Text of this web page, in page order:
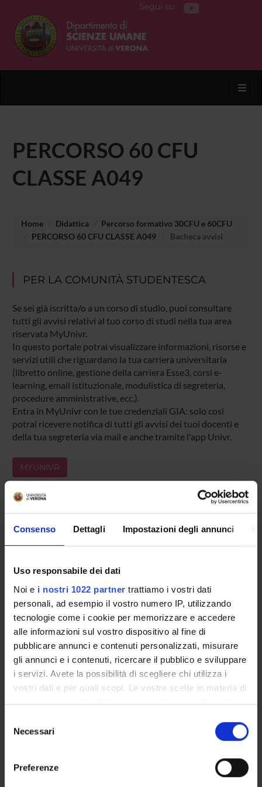
Consenso Dettagli Impostazioni degli annunci
Uso responsabile dei dati
Noi e i nostri 1022 partner trattiamo i vostri dati
personali, ad esempio il vostro numero IP, utilizzando
tecnologie come i cookie per memorizzare e accedere
alle informazioni sul vostro dispositivo al fine di
pubblicare annunci e contenuti personalizzati, misurare
gli annunci e i contenuti, ricercare il pubblico e sviluppare
i servizi. Avete la possibilità di scegliere chi utilizza i
vostri dati e per quali scopi. Le vostre scelte in materia di
privacy sono applicabili solo su questa proprietà digitale
modificare o revocare il proprio consenso in qualsiasi
momento dalla Dichiarazione sui cookie o facendo clic
delNecessari
Preferenze
Segui su
PERCORSO 60 CFU
CLASSE A049
Home Didattica
Percorso formativo 30CFU e 60CFU
PERCORSO 60 CFU CLASSE A049
Bacheca avvisi
PER LA COMUNITÀ STUDENTESCA
Se sei già iscritta/o a un corso di studio, puoi consultare
tutti gli avvisi relativi al tuo corso di studi nella tua area
riservata MyUnivr.
In questo portale potrai visualizzare informazioni, risorse e
servizi utili che riguardano la tua carriera universitaria
(libretto online, gestione della carriera Esse3, corsi e-
learning, email istituzionale, modulistica di segreteria,
procedure amministrative, ecc.).
Entra in MyUnivr con le tue credenziali GIA: solo così
potrai ricevere notifica di tutti gli avvisi dei tuoi docenti e
della tua segreteria via mail e anche tramite l'app Univr.
MYUNIVR
Come iscriversi
Calendario didattico
Calendario esami
Bacheca avvisi
Proposte tesi e stage
Organi collegiali e di governo
Docenti
CORSI DI STUDIO
DOTTORATI, MASTER E FORMAZIONE SUPERIORE